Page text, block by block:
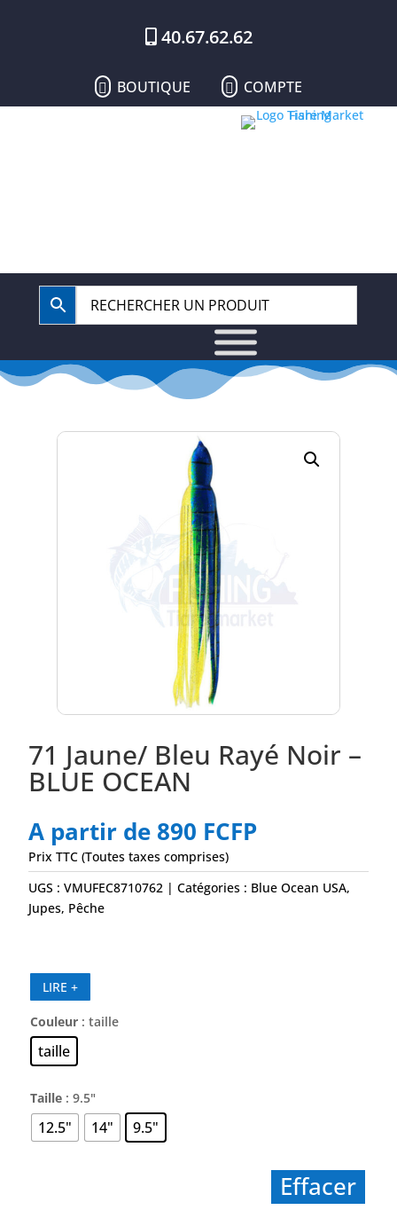
40.67.62.62
 BOUTIQUE  COMPTE
71 Jaune/ Bleu Rayé Noir –
BLUE OCEAN
A partir de 890 FCFP
Prix TTC (Toutes taxes comprises)
UGS :VMUFEC8710762 Catégories : Blue Ocean USA,
Jupes, Pêche
LIRE +
Couleur : taille
taille
Taille : 9.5"
12.5" 14" 9.5"
Effacer